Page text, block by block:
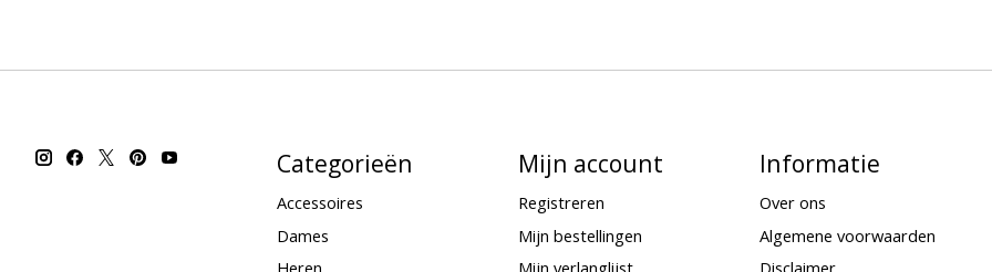
Categorieën
Accessoires
Dames
Heren
Mijn account
Registreren
Mijn bestellingen
Mijn verlanglijst
Informatie
Over ons
Algemene voorwaarden
Disclaimer